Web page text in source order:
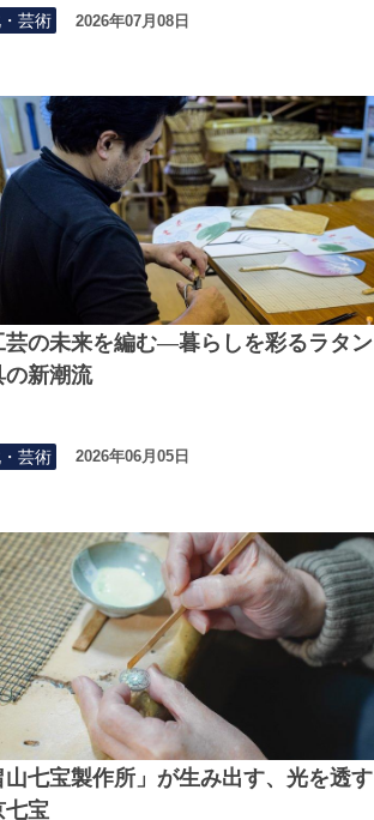
芸術 2026年07月08日
芸の未来を編む—暮らしを彩るラタン
の新潮流
芸術 2026年06月05日
山七宝製作所」が生み出す、光を透す
七宝